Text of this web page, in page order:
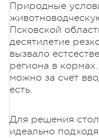
Природные
Псковской
десятилетие
вызвало
региона в
можно за счет
есть.
Для решения
идеально